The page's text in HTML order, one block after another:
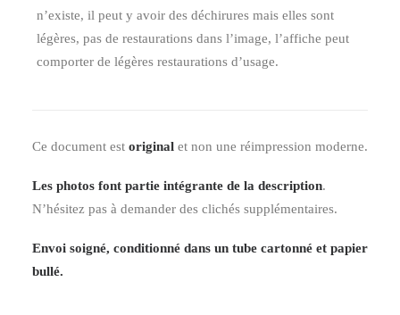
n’existe, il peut y avoir des déchirures mais elles sont
légères, pas de restaurations dans l’image, l’affiche peut
comporter de légères restaurations d’usage.
Ce document est original et non une réimpression moderne.
Les photos font partie intégrante de la description.
N’hésitez pas à demander des clichés supplémentaires.
Envoi soigné, conditionné dans un tube cartonné et papier
bullé.